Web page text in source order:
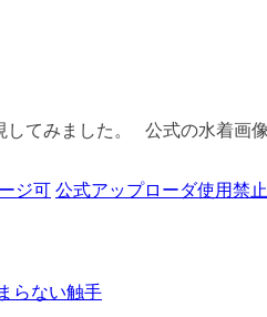
してみました。 公式の水着
ジ可 公式アップローダ使用禁止
らない触手